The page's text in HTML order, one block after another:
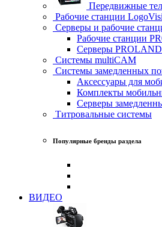
Передвижные
Рабочие станции
Серверы и рабочие
Рабочие станции
Серверы
Системы multiCAM
Системы замедленных
Аксессуары для
Комплекты
Серверы
Титровальные системы
Популярные бренды раздела
ВИДЕО